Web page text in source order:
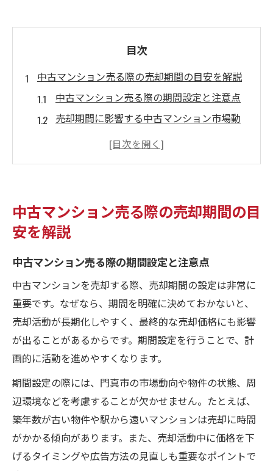
目次
中古マンション売る際の売却期間の目安を解説
中古マンション売る際の期間設定と注意点
売却期間に影響する中古マンション市場動
売却期間が長引くケースの特徴と対策
門真市で売却期間を短縮するコツは何か
中古マンション売る際の期間を短縮する秘
門真市で売却期間を縮めるための最新動向
即決につながる中古マンション売るポイン
ト
門真市特有の売却期間短縮法を解説
中古マンション売る際の内覧対策と印象ア
ップ
売却期間が長引く場合の中古マンション対処法
売却期間が長い中古マンション売る時の工
夫
中古マンション売る際の売却期間の目
安を解説
中古マンション売る際の期間設定と注意点
中古マンションを売却する際、売却期間の設定は非常に
重要です。なぜなら、期間を明確に決めておかないと、
売却活動が長期化しやすく、最終的な売却価格にも影響
が出ることがあるからです。期間設定を行うことで、計
画的に活動を進めやすくなります。
期間設定の際には、門真市の市場動向や物件の状態、周
辺環境などを考慮することが欠かせません。たとえば、
築年数が古い物件や駅から遠いマンションは売却に時間
がかかる傾向があります。また、売却活動中に価格を下
げるタイミングや広告方法の見直しも重要なポイントで